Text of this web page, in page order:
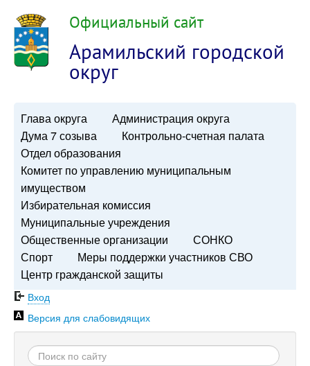
Официальный сайт
Арамильский городской
округ
Глава округа
Администрация округа
Дума 7 созыва
Контрольно-счетная палата
Отдел образования
Комитет по управлению муниципальным
имуществом
Избирательная комиссия
Муниципальные учреждения
Общественные организации
СОНКО
Спорт
Меры поддержки участников СВО
Центр гражданской защиты
Вход
Версия для слабовидящих